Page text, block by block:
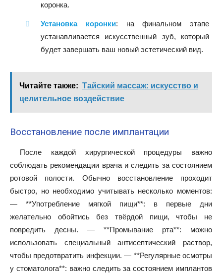
коронка.
Установка коронки: на финальном этапе
устанавливается искусственный зуб, который
будет завершать ваш новый эстетический вид.
Читайте также: Тайский массаж: искусство и
целительное воздействие
Восстановление после имплантации
После каждой хирургической процедуры важно
соблюдать рекомендации врача и следить за состоянием
ротовой полости. Обычно восстановление проходит
быстро, но необходимо учитывать несколько моментов:
— **Употребление мягкой пищи**: в первые дни
желательно обойтись без твёрдой пищи, чтобы не
повредить десны. — **Промывание рта**: можно
использовать специальный антисептический раствор,
чтобы предотвратить инфекции. — **Регулярные осмотры
у стоматолога**: важно следить за состоянием имплантов